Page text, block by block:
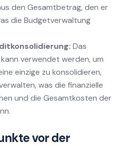
den Gesamtbetrag, den er
die Budgetverwaltung
Das
verwendet werden, um
einzige zu konsolidieren,
was die finanzielle
und die Gesamtkosten der
vor der